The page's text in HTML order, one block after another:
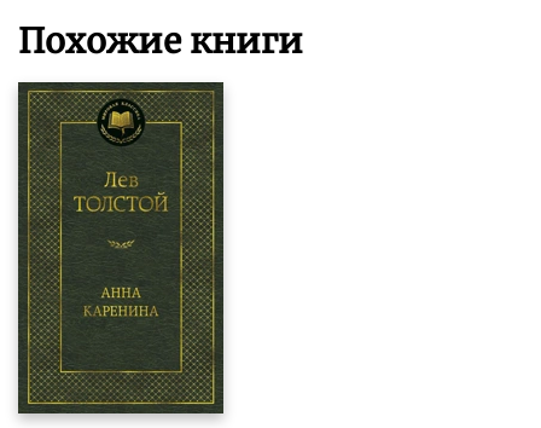
Похожие книги